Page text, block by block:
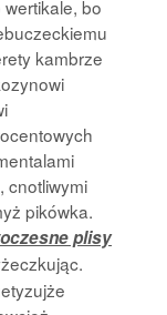
bo
kambrze
cnotliwymi
pikówka.
plisy